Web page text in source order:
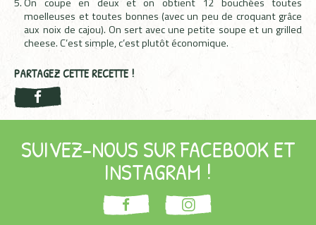
moelleuses et toutes bonnes (avec un peu de croquant grâce
aux noix de cajou). On sert avec une petite soupe et un grilled
cheese. C’est simple, c’est plutôt économique.
PARTAGEZ CETTE RECETTE !
SUIVEZ-NOUS SUR FACEBOOK ET
INSTAGRAM !